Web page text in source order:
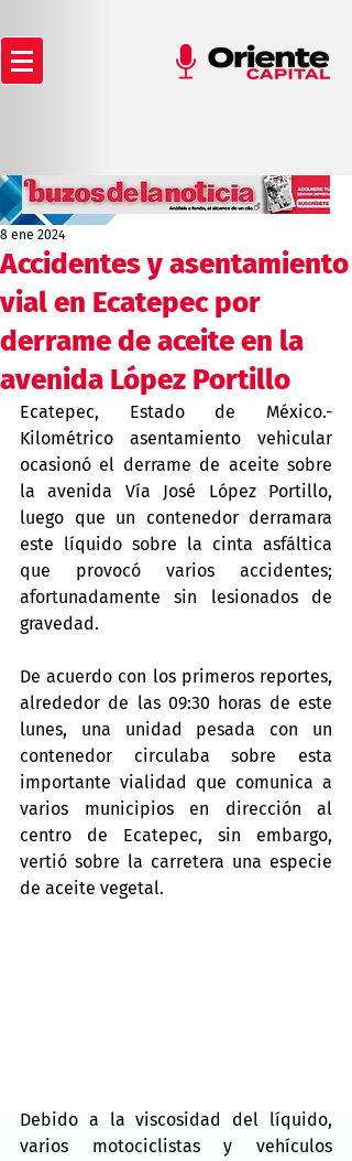
Accidentes y asentamiento
vial en Ecatepec por
derrame de aceite en la
avenida López Portillo
8 ene 2024
Ecatepec, Estado de México.-
Kilométrico asentamiento vehicular
ocasionó el derrame de aceite sobre
la avenida Vía José López Portillo,
luego que un contenedor derramara
este líquido sobre la cinta asfáltica
que provocó varios accidentes;
afortunadamente sin lesionados de
gravedad.
De acuerdo con los primeros reportes,
alrededor de las 09:30 horas de este
lunes, una unidad pesada con un
contenedor circulaba sobre esta
importante vialidad que comunica a
varios municipios en dirección al
centro de Ecatepec, sin embargo,
vertió sobre la carretera una especie
de aceite vegetal.
Debido a la viscosidad del líquido,
varios motociclistas y vehículos